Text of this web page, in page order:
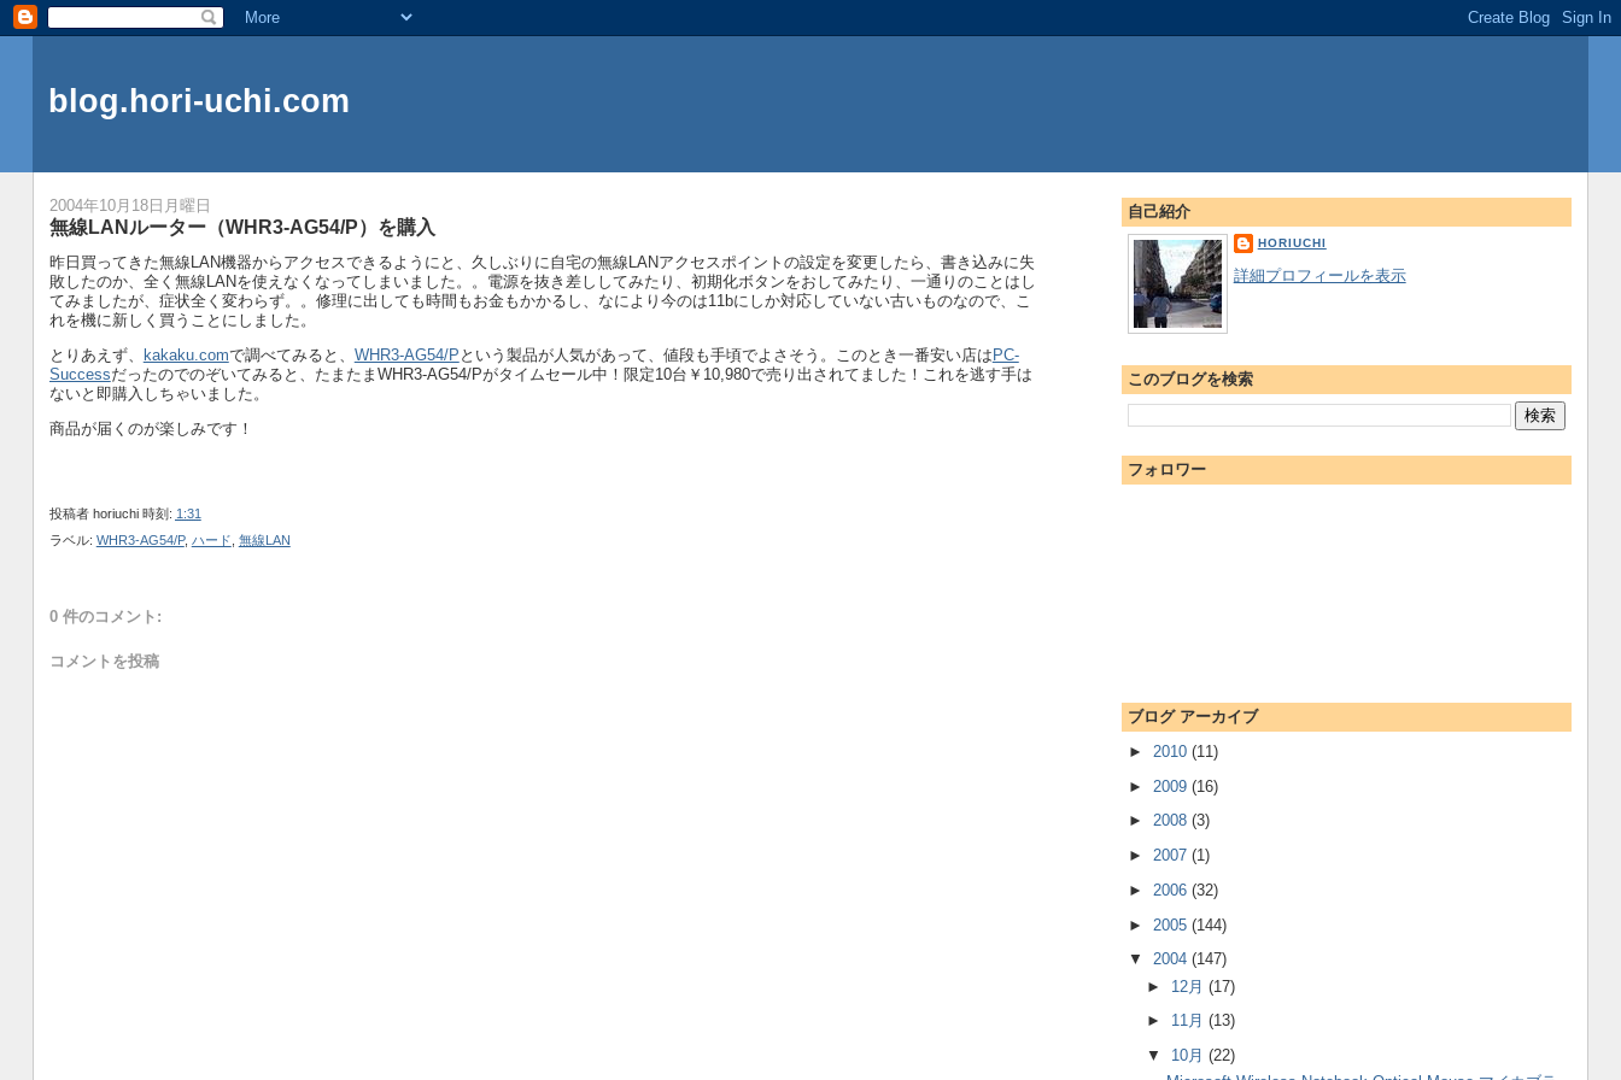
blog.hori-uchi.com
2004年10月18日月曜日
無線LANルーター（WHR3-AG54/P）を購入
昨日買ってきた無線LAN機器からアクセスできるようにと、久しぶりに自宅の無線LANアクセスポイントの設定を変更したら、書き込みに失
敗したのか、全く無線LANを使えなくなってしまいました。。電源を抜き差ししてみたり、初期化ボタンをおしてみたり、一通りのことはし
てみましたが、症状全く変わらず。。修理に出しても時間もお金もかかるし、なにより今のは11bにしか対応していない古いものなので、こ
れを機に新しく買うことにしました。
とりあえず、
kakaku.comで調べてみると、 WHR3-AG54/P という製品が人気があって、値段も手頃でよさそう。このとき一番安い店は PC-
Successだったのでのぞいてみると、たまたまWHR3-AG54/Pがタイムセール中！限定10台￥10,980で売り出されてました！これを逃す手は
ないと即購入しちゃいました。
商品が届くのが楽しみです！
投稿者 horiuchi 時刻: 1:31
ラベル: WHR3-AG54/P, ハード, 無線LAN
0 件のコメント:
コメントを投稿
自己紹介
HORIUCHI
詳細プロフィールを表示
このブログを検索
フォロワー
ブログ アーカイブ
► 2010 (11)
► 2009 (16)
► 2008 (3)
► 2007 (1)
► 2006 (32)
► 2005 (144)
▼ 2004 (147)
► 12月(17)
► 11月(13)
▼ 10月(22)